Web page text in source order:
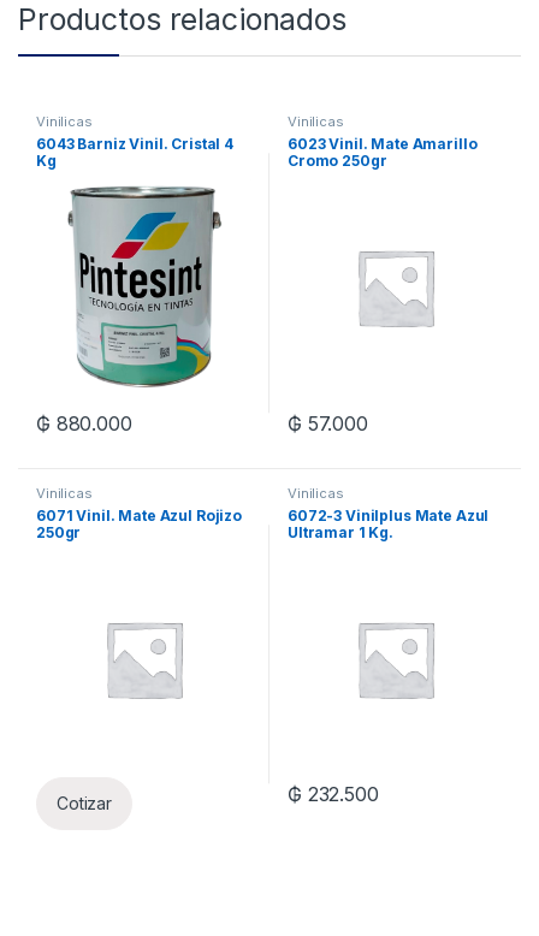
Productos relacionados
Vinilicas
6043 Barniz Vinil. Cristal 4
Kg
₲ 880.000
Vinilicas
6023 Vinil. Mate Amarillo
Cromo 250gr
₲ 57.000
Vinilicas
6071 Vinil. Mate Azul Rojizo
250gr
Cotizar
Vinilicas
6072-3 Vinilplus Mate Azul
Ultramar 1 Kg.
₲ 232.500